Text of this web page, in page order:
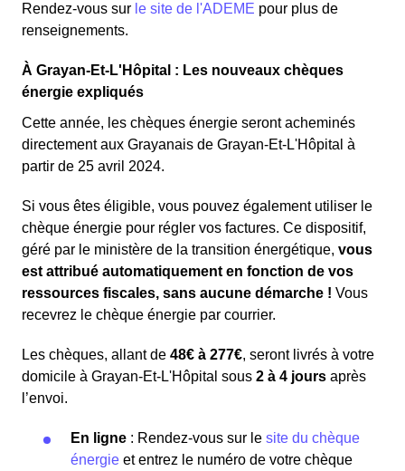
Rendez-vous sur le site de l'ADEME pour plus de
renseignements.
À Grayan-Et-L'Hôpital : Les nouveaux chèques
énergie expliqués
Cette année, les chèques énergie seront acheminés
directement aux Grayanais de Grayan-Et-L'Hôpital à
partir de 25 avril 2024.
Si vous êtes éligible, vous pouvez également utiliser le
chèque énergie pour régler vos factures. Ce dispositif,
géré par le ministère de la transition énergétique, vous
est attribué automatiquement en fonction de vos
ressources fiscales, sans aucune démarche ! Vous
recevrez le chèque énergie par courrier.
Les chèques, allant de 48€ à 277€, seront livrés à votre
domicile à Grayan-Et-L'Hôpital sous 2 à 4 jours après
l’envoi.
En ligne : Rendez-vous sur le site du chèque
énergie et entrez le numéro de votre chèque